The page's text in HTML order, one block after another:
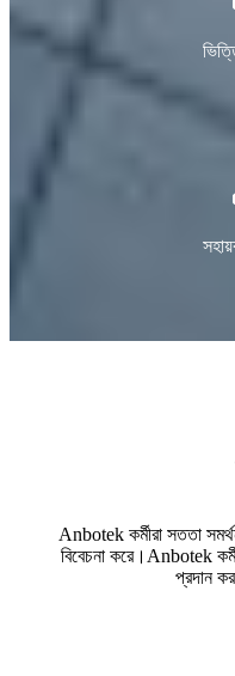
Anbotek কর্মীরা সততা
বিবেচনা করে।Anbotek
প্রদান